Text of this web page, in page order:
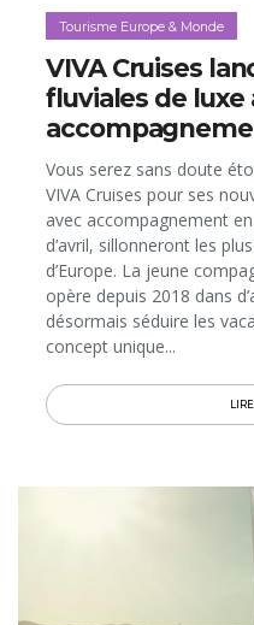
Tourisme Europe & Monde
VIVA Cruises
fluviales de luxe
Vous serez sans doute
VIVA Cruises pour ses
avec accompagnement
d’avril, sillonneront les
d’Europe. La jeune
opère depuis 2018 dans
désormais séduire les
concept unique...